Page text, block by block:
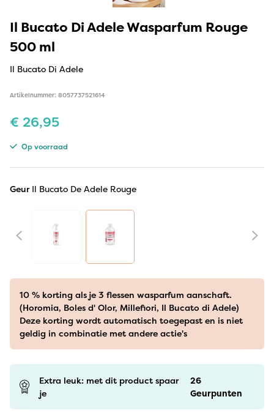
Il Bucato Di Adele Wasparfum Rouge
500 ml
Il Bucato Di Adele
Artikelnummer: 8057737521614
€ 26,95
Op voorraad
Geur Il Bucato De Adele Rouge
10 % korting als je 3 flessen wasparfum aanschaft.
(Horomia, Boles d' Olor, Millefiori, Il Bucato di Adele)
Deze korting wordt automatisch toegepast en is niet
geldig in combinatie met andere actie's
Extra leuk: met dit product spaar
je
26
Geurpunten